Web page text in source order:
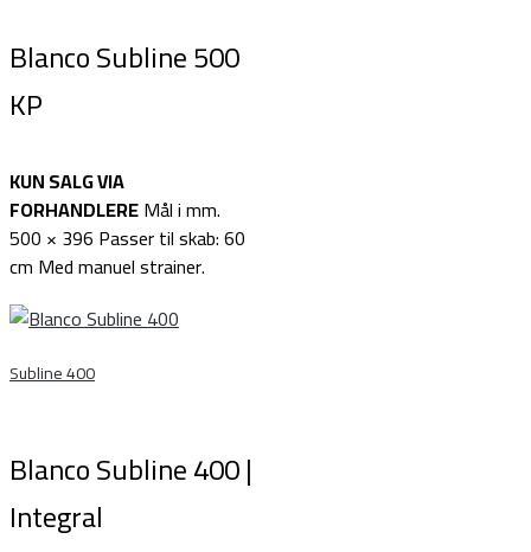
Blanco Subline 500
KP
KUN SALG VIA
FORHANDLEREMål i mm.
500 × 396 Passer til skab: 60
cm Med manuel strainer.
Subline 400
Blanco Subline 400 |
Integral